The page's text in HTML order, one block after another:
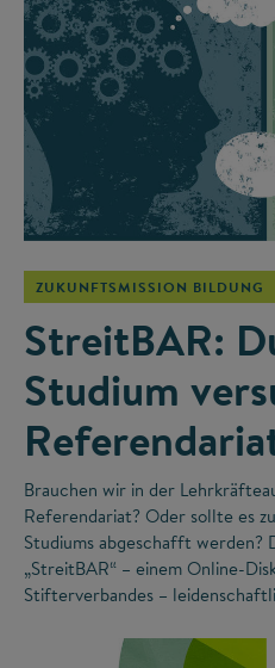
ZUKUNFTSMISSION BILDUNG
StreitBAR:
Studium
Brauchen wir in der
Referendariat? Oder sollte es
Studiums abgeschafft werden?
„StreitBAR“ – einem Online-
Stifterverbandes –